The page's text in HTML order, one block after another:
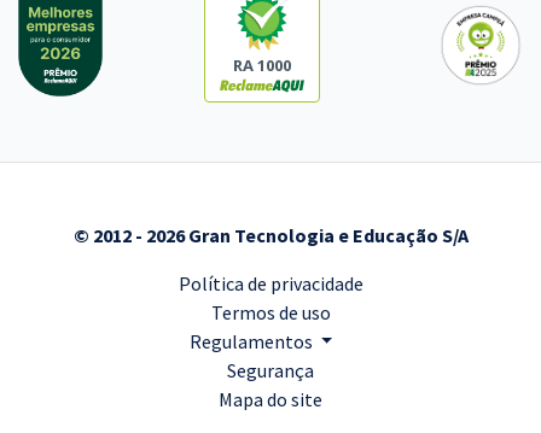
RA 1000
© 2012 - 2026 Gran Tecnologia e Educação S/A
Política de privacidade
Termos de uso
Regulamentos
Segurança
Mapa do site